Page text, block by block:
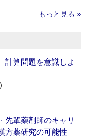
もっと見る »
計算問題を意識しよ
先輩薬剤師のキャリ
方薬研究の可能性